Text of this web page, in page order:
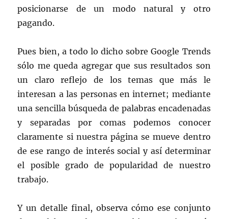
posicionarse de un modo natural y otro
pagando.
Pues bien, a todo lo dicho sobre Google Trends
sólo me queda agregar que sus resultados son
un claro reflejo de los temas que más le
interesan a las personas en internet; mediante
una sencilla búsqueda de palabras encadenadas
y separadas por comas podemos conocer
claramente si nuestra página se mueve dentro
de ese rango de interés social y así determinar
el posible grado de popularidad de nuestro
trabajo.
Y un detalle final, observa cómo ese conjunto